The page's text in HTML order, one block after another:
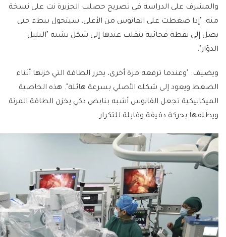
والمشرف على الدراسة في تصريح حصلت الجزيرة نت على نسخة
منه: "إذا ضغطت على الفانوس من الأعلى، سيتحول ببطء حتى
يصل إلى نقطة فجائية ينقلب عندها إلى شكل يشبه "البلبل
الدوّار".
ويضيف: "وعندما ترفعه مرة أخرى، يحرر الطاقة التي خزنها أثناء
الضغط ويعود إلى شكله الأصلي بسرعة هائلة". هذه الخاصية
الميكانيكية تجعل الفانوس أشبه بنابض ذكي يخزن الطاقة المرنة
ويطلقها بحركة دقيقة وقابلة للتكرار.